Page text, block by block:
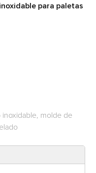
para paletas
molde de